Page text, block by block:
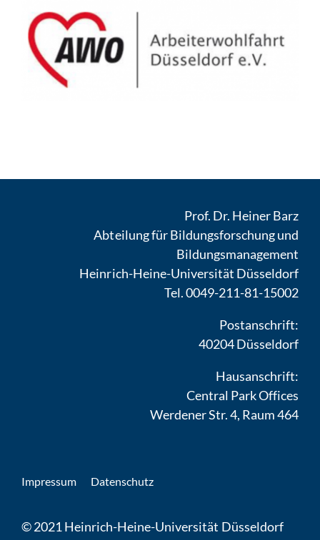
Impressum Datenschutz
© 2021 Heinrich-Heine-Universität Düsseldorf
Prof. Dr. Heiner Barz
Abteilung für Bildungsforschung und
Bildungsmanagement
Heinrich-Heine-Universität Düsseldorf
Tel. 0049-211-81-15002
Postanschrift:
40204 Düsseldorf
Hausanschrift:
Central Park Offices
Werdener Str. 4, Raum 464